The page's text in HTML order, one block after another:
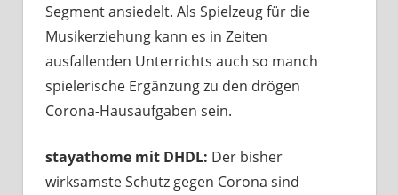
Segment ansiedelt. Als Spielzeug für die
Musikerziehung kann es in Zeiten
ausfallenden Unterrichts auch so manch
spielerische Ergänzung zu den drögen
Corona-Hausaufgaben sein.
stayathome mit DHDL: Der bisher
wirksamste Schutz gegen Corona sind